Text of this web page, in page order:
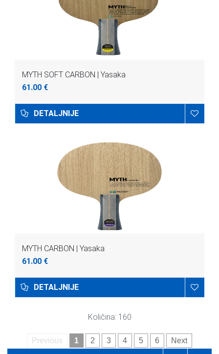
MYTH SOFT CARBON | Yasaka
61.00 €
DETALJNIJE
MYTH CARBON | Yasaka
61.00 €
DETALJNIJE
Količina: 160
Previous 1 2 3 4 5 6 Next